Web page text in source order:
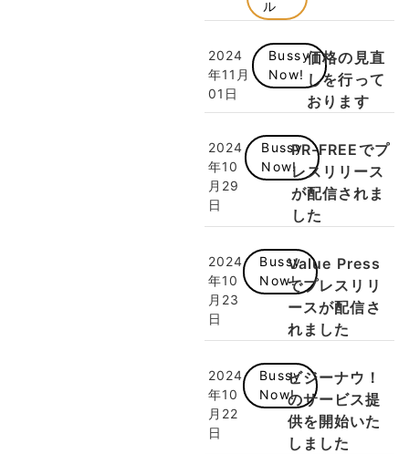
ル
2024
年11月
01日
Bussy
Now!
価格の見直
しを行って
おります
2024
年10
月29
日
Bussy
Now!
PR-FREEでプ
レスリリース
が配信されま
した
2024
年10
月23
日
Bussy
Now!
Value Press
でプレスリリ
ースが配信さ
れました
2024
年10
月22
日
Bussy
Now!
ビジーナウ！
のサービス提
供を開始いた
しました